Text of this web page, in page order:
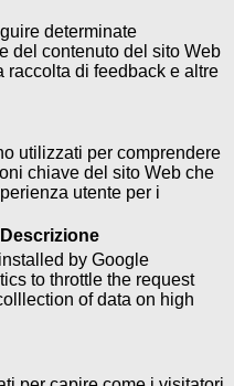
determinate
del contenuto del sito Web
raccolta di feedback e altre
utilizzati per comprendere
chiave del sito Web che
utente per i
Descrizione
by Google
to throttle the request
of data on high